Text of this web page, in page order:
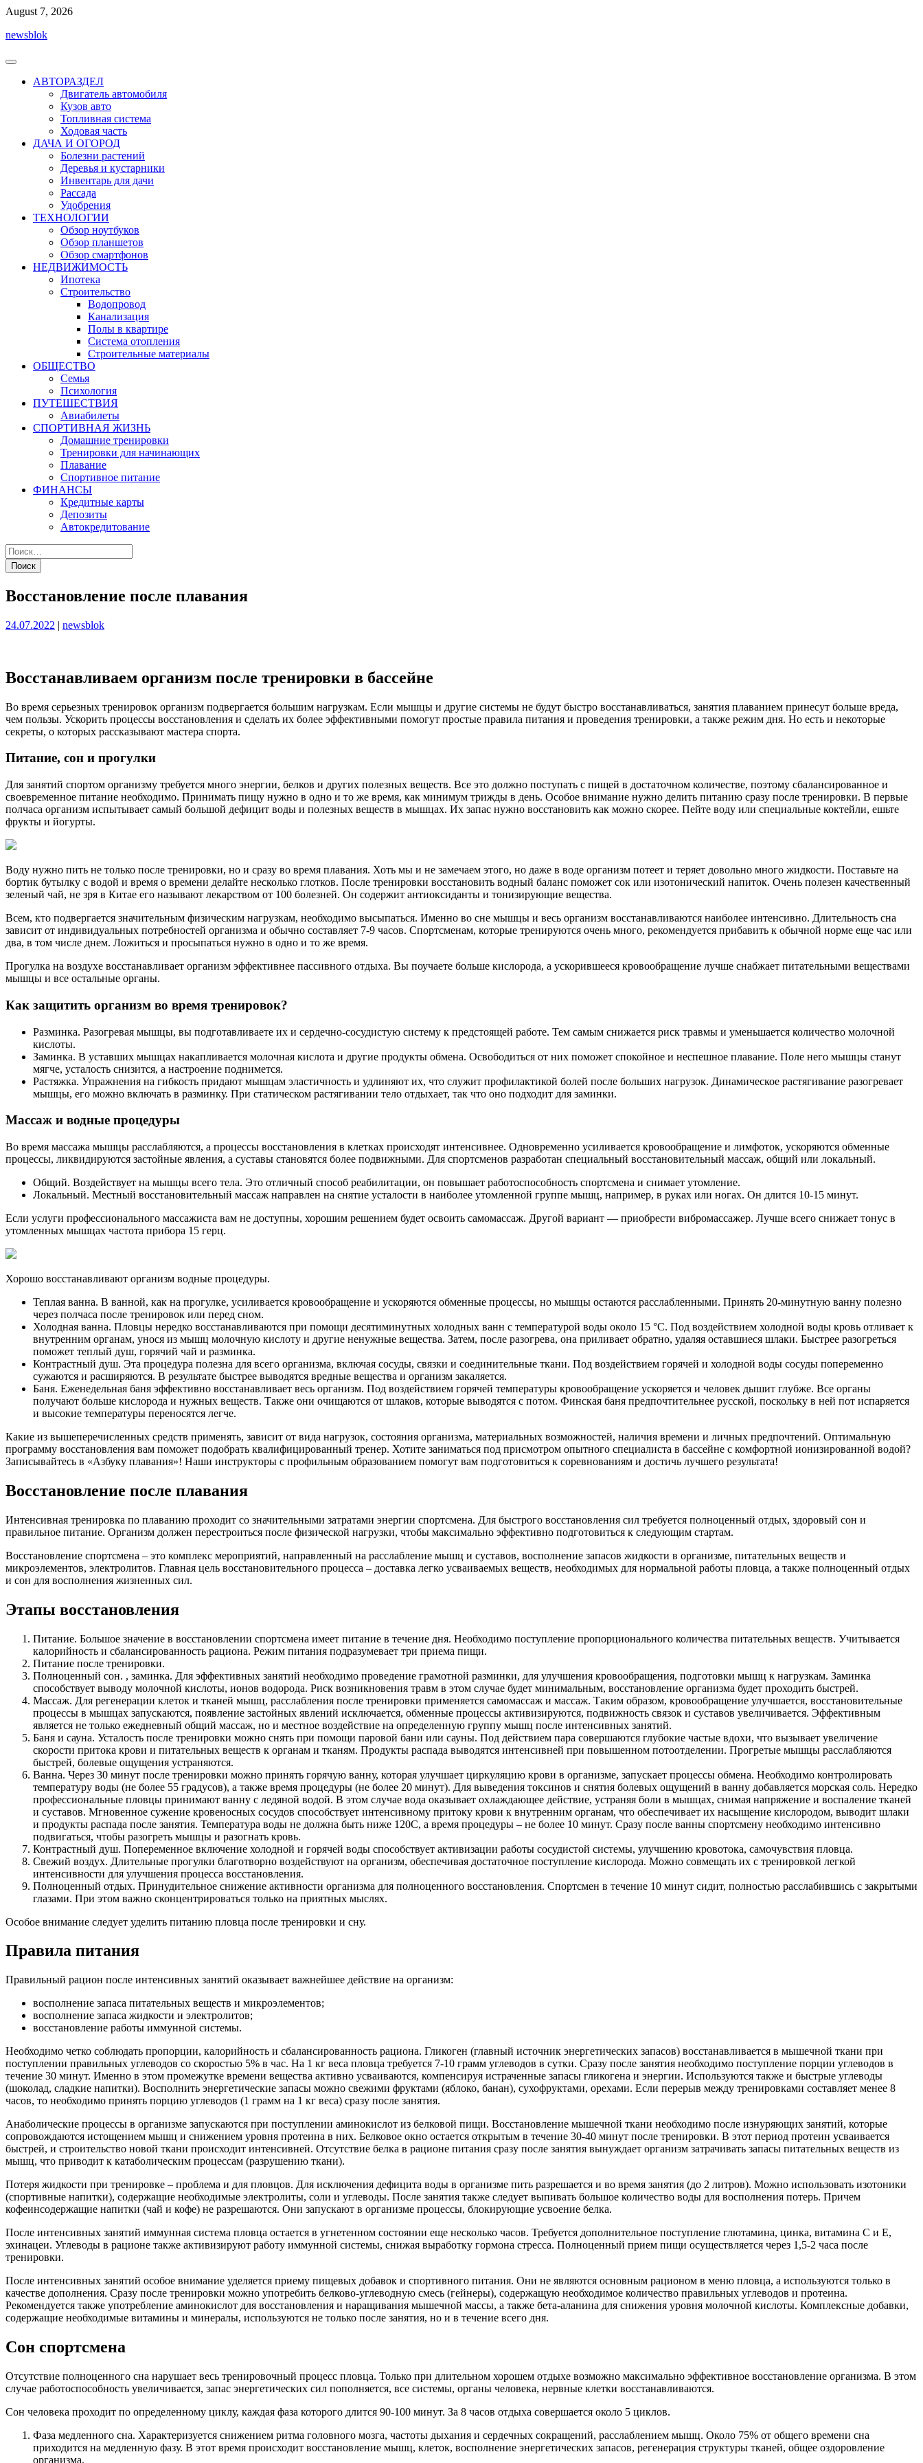
Перейти
содержимому
August 7, 2026
newsblok
АВТОРАЗДЕЛ
Двигатель автомобиля
Кузов авто
Топливная система
Ходовая часть
ДАЧА И ОГОРОД
Болезни растений
Деревья и кустарники
Инвентарь для дачи
Рассада
Удобрения
ТЕХНОЛОГИИ
Обзор ноутбуков
Обзор планшетов
Обзор смартфонов
НЕДВИЖИМОСТЬ
Ипотека
Строительство
Водопровод
Канализация
Полы в квартире
Система отопления
Строительные материалы
ОБЩЕСТВО
Семья
Психология
ПУТЕШЕСТВИЯ
Авиабилеты
СПОРТИВНАЯ ЖИЗНЬ
Домашние тренировки
Тренировки для начинающих
Плавание
Спортивное питание
ФИНАНСЫ
Кредитные карты
Депозиты
Автокредитование
Восстановление после плавания
Опубликовано
24.07.2022 | Опубликовано
newsblok
Восстанавливаем организм после тренировки в бассейне
Во время серьезных тренировок организм подвергается большим нагрузкам. Если мышцы и другие системы не будут быстро восстанавливаться, занятия плаванием принесут больше вреда,
чем пользы. Ускорить процессы восстановления и сделать их более эффективными помогут простые правила питания и проведения тренировки, а также режим дня. Но есть и некоторые
секреты, о которых рассказывают мастера спорта.
Питание, сон и прогулки
Для занятий спортом организму требуется много энергии, белков и других полезных веществ. Все это должно поступать с пищей в достаточном количестве, поэтому сбалансированное и
своевременное питание необходимо. Принимать пищу нужно в одно и то же время, как минимум трижды в день. Особое внимание нужно делить питанию сразу после тренировки. В первые
полчаса организм испытывает самый большой дефицит воды и полезных веществ в мышцах. Их запас нужно восстановить как можно скорее. Пейте воду или специальные коктейли, ешьте
фрукты и йогурты.
Воду нужно пить не только после тренировки, но и сразу во время плавания. Хоть мы и не замечаем этого, но даже в воде организм потеет и теряет довольно много жидкости. Поставьте на
бортик бутылку с водой и время о времени делайте несколько глотков. После тренировки восстановить водный баланс поможет сок или изотонический напиток. Очень полезен качественный
зеленый чай, не зря в Китае его называют лекарством от 100 болезней. Он содержит антиоксиданты и тонизирующие вещества.
Всем, кто подвергается значительным физическим нагрузкам, необходимо высыпаться. Именно во сне мышцы и весь организм восстанавливаются наиболее интенсивно. Длительность сна
зависит от индивидуальных потребностей организма и обычно составляет 7-9 часов. Спортсменам, которые тренируются очень много, рекомендуется прибавить к обычной норме еще час или
два, в том числе днем. Ложиться и просыпаться нужно в одно и то же время.
Прогулка на воздухе восстанавливает организм эффективнее пассивного отдыха. Вы поучаете больше кислорода, а ускорившееся кровообращение лучше снабжает питательными веществами
мышцы и все остальные органы.
Как защитить организм во время тренировок?
Разминка. Разогревая мышцы, вы подготавливаете их и сердечно-сосудистую систему к предстоящей работе. Тем самым снижается риск травмы и уменьшается количество молочной
кислоты.
Заминка. В уставших мышцах накапливается молочная кислота и другие продукты обмена. Освободиться от них поможет спокойное и неспешное плавание. Поле него мышцы станут
мягче, усталость снизится, а настроение поднимется.
Растяжка. Упражнения на гибкость придают мышцам эластичность и удлиняют их, что служит профилактикой болей после больших нагрузок. Динамическое растягивание разогревает
мышцы, его можно включать в разминку. При статическом растягивании тело отдыхает, так что оно подходит для заминки.
Массаж и водные процедуры
Во время массажа мышцы расслабляются, а процессы восстановления в клетках происходят интенсивнее. Одновременно усиливается кровообращение и лимфоток, ускоряются обменные
процессы, ликвидируются застойные явления, а суставы становятся более подвижными. Для спортсменов разработан специальный восстановительный массаж, общий или локальный.
Общий. Воздействует на мышцы всего тела. Это отличный способ реабилитации, он повышает работоспособность спортсмена и снимает утомление.
Локальный. Местный восстановительный массаж направлен на снятие усталости в наиболее утомленной группе мышц, например, в руках или ногах. Он длится 10-15 минут.
Если услуги профессионального массажиста вам не доступны, хорошим решением будет освоить самомассаж. Другой вариант — приобрести вибромассажер. Лучше всего снижает тонус в
утомленных мышцах частота прибора 15 герц.
Хорошо восстанавливают организм водные процедуры.
Теплая ванна. В ванной, как на прогулке, усиливается кровообращение и ускоряются обменные процессы, но мышцы остаются расслабленными. Принять 20-минутную ванну полезно
через полчаса после тренировок или перед сном.
Холодная ванна. Пловцы нередко восстанавливаются при помощи десятиминутных холодных ванн с температурой воды около 15 °С. Под воздействием холодной воды кровь отливает к
внутренним органам, унося из мышц молочную кислоту и другие ненужные вещества. Затем, после разогрева, она приливает обратно, удаляя оставшиеся шлаки. Быстрее разогреться
поможет теплый душ, горячий чай и разминка.
Контрастный душ. Эта процедура полезна для всего организма, включая сосуды, связки и соединительные ткани. Под воздействием горячей и холодной воды сосуды попеременно
сужаются и расширяются. В результате быстрее выводятся вредные вещества и организм закаляется.
Баня. Еженедельная баня эффективно восстанавливает весь организм. Под воздействием горячей температуры кровообращение ускоряется и человек дышит глубже. Все органы
получают больше кислорода и нужных веществ. Также они очищаются от шлаков, которые выводятся с потом. Финская баня предпочтительнее русской, поскольку в ней пот испаряется
и высокие температуры переносятся легче.
Какие из вышеперечисленных средств применять, зависит от вида нагрузок, состояния организма, материальных возможностей, наличия времени и личных предпочтений. Оптимальную
программу восстановления вам поможет подобрать квалифицированный тренер. Хотите заниматься под присмотром опытного специалиста в бассейне с комфортной ионизированной водой?
Записывайтесь в «Азбуку плавания»! Наши инструкторы с профильным образованием помогут вам подготовиться к соревнованиям и достичь лучшего результата!
Восстановление после плавания
Интенсивная тренировка по плаванию проходит со значительными затратами энергии спортсмена. Для быстрого восстановления сил требуется полноценный отдых, здоровый сон и
правильное питание. Организм должен перестроиться после физической нагрузки, чтобы максимально эффективно подготовиться к следующим стартам.
Восстановление спортсмена – это комплекс мероприятий, направленный на расслабление мышц и суставов, восполнение запасов жидкости в организме, питательных веществ и
микроэлементов, электролитов. Главная цель восстановительного процесса – доставка легко усваиваемых веществ, необходимых для нормальной работы пловца, а также полноценный отдых
и сон для восполнения жизненных сил.
Этапы восстановления
Питание. Большое значение в восстановлении спортсмена имеет питание в течение дня. Необходимо поступление пропорционального количества питательных веществ. Учитывается
калорийность и сбалансированность рациона. Режим питания подразумевает три приема пищи.
Питание после тренировки.
Полноценный сон. , заминка. Для эффективных занятий необходимо проведение грамотной разминки, для улучшения кровообращения, подготовки мышц к нагрузкам. Заминка
способствует выводу молочной кислоты, ионов водорода. Риск возникновения травм в этом случае будет минимальным, восстановление организма будет проходить быстрей.
Массаж. Для регенерации клеток и тканей мышц, расслабления после тренировки применяется самомассаж и массаж. Таким образом, кровообращение улучшается, восстановительные
процессы в мышцах запускаются, появление застойных явлений исключается, обменные процессы активизируются, подвижность связок и суставов увеличивается. Эффективным
является не только ежедневный общий массаж, но и местное воздействие на определенную группу мышц после интенсивных занятий.
Баня и сауна. Усталость после тренировки можно снять при помощи паровой бани или сауны. Под действием пара совершаются глубокие частые вдохи, что вызывает увеличение
скорости притока крови и питательных веществ к органам и тканям. Продукты распада выводятся интенсивней при повышенном потоотделении. Прогретые мышцы расслабляются
быстрей, болевые ощущения устраняются.
Ванна. Через 30 минут после тренировки можно принять горячую ванну, которая улучшает циркуляцию крови в организме, запускает процессы обмена. Необходимо контролировать
температуру воды (не более 55 градусов), а также время процедуры (не более 20 минут). Для выведения токсинов и снятия болевых ощущений в ванну добавляется морская соль. Нередко
профессиональные пловцы принимают ванну с ледяной водой. В этом случае вода оказывает охлаждающее действие, устраняя боли в мышцах, снимая напряжение и воспаление тканей
и суставов. Мгновенное сужение кровеносных сосудов способствует интенсивному притоку крови к внутренним органам, что обеспечивает их насыщение кислородом, выводит шлаки
и продукты распада после занятия. Температура воды не должна быть ниже 120С, а время процедуры – не более 10 минут. Сразу после ванны спортсмену необходимо интенсивно
подвигаться, чтобы разогреть мышцы и разогнать кровь.
Контрастный душ. Попеременное включение холодной и горячей воды способствует активизации работы сосудистой системы, улучшению кровотока, самочувствия пловца.
Свежий воздух. Длительные прогулки благотворно воздействуют на организм, обеспечивая достаточное поступление кислорода. Можно совмещать их с тренировкой легкой
интенсивности для улучшения процесса восстановления.
Полноценный отдых. Принудительное снижение активности организма для полноценного восстановления. Спортсмен в течение 10 минут сидит, полностью расслабившись с закрытыми
глазами. При этом важно сконцентрироваться только на приятных мыслях.
Особое внимание следует уделить питанию пловца после тренировки и сну.
Правила питания
Правильный рацион после интенсивных занятий оказывает важнейшее действие на организм:
восполнение запаса питательных веществ и микроэлементов;
восполнение запаса жидкости и электролитов;
восстановление работы иммунной системы.
Необходимо четко соблюдать пропорции, калорийность и сбалансированность рациона. Гликоген (главный источник энергетических запасов) восстанавливается в мышечной ткани при
поступлении правильных углеводов со скоростью 5% в час. На 1 кг веса пловца требуется 7-10 грамм углеводов в сутки. Сразу после занятия необходимо поступление порции углеводов в
течение 30 минут. Именно в этом промежутке времени вещества активно усваиваются, компенсируя истраченные запасы гликогена и энергии. Используются также и быстрые углеводы
(шоколад, сладкие напитки). Восполнить энергетические запасы можно свежими фруктами (яблоко, банан), сухофруктами, орехами. Если перерыв между тренировками составляет менее 8
часов, то необходимо принять порцию углеводов (1 грамм на 1 кг веса) сразу после занятия.
Анаболические процессы в организме запускаются при поступлении аминокислот из белковой пищи. Восстановление мышечной ткани необходимо после изнуряющих занятий, которые
сопровождаются истощением мышц и снижением уровня протеина в них. Белковое окно остается открытым в течение 30-40 минут после тренировки. В этот период протеин усваивается
быстрей, и строительство новой ткани происходит интенсивней. Отсутствие белка в рационе питания сразу после занятия вынуждает организм затрачивать запасы питательных веществ из
мышц, что приводит к катаболическим процессам (разрушению ткани).
Потеря жидкости при тренировке – проблема и для пловцов. Для исключения дефицита воды в организме пить разрешается и во время занятия (до 2 литров). Можно использовать изотоники
(спортивные напитки), содержащие необходимые электролиты, соли и углеводы. После занятия также следует выпивать большое количество воды для восполнения потерь. Причем
кофеинсодержащие напитки (чай и кофе) не разрешаются. Они запускают в организме процессы, блокирующие усвоение белка.
После интенсивных занятий иммунная система пловца остается в угнетенном состоянии еще несколько часов. Требуется дополнительное поступление глютамина, цинка, витамина С и Е,
эхинацеи. Углеводы в рационе также активизируют работу иммунной системы, снижая выработку гормона стресса. Полноценный прием пищи осуществляется через 1,5-2 часа после
тренировки.
После интенсивных занятий особое внимание уделяется приему пищевых добавок и спортивного питания. Они не являются основным рационом в меню пловца, а используются только в
качестве дополнения. Сразу после тренировки можно употребить белково-углеводную смесь (гейнеры), содержащую необходимое количество правильных углеводов и протеина.
Рекомендуется также употребление аминокислот для восстановления и наращивания мышечной массы, а также бета-аланина для снижения уровня молочной кислоты. Комплексные добавки,
содержащие необходимые витамины и минералы, используются не только после занятия, но и в течение всего дня.
Сон спортсмена
Отсутствие полноценного сна нарушает весь тренировочный процесс пловца. Только при длительном хорошем отдыхе возможно максимально эффективное восстановление организма. В этом
случае работоспособность увеличивается, запас энергетических сил пополняется, все системы, органы человека, нервные клетки восстанавливаются.
Сон человека проходит по определенному циклу, каждая фаза которого длится 90-100 минут. За 8 часов отдыха совершается около 5 циклов.
Фаза медленного сна. Характеризуется снижением ритма головного мозга, частоты дыхания и сердечных сокращений, расслаблением мышц. Около 75% от общего времени сна
приходится на медленную фазу. В этот время происходит восстановление мышц, клеток, восполнение энергетических запасов, регенерация структуры тканей, общее оздоровление
организма.